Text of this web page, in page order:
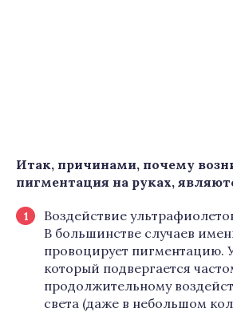
Итак, причинами, почему
пигментация на руках,
Воздействие
В большинстве случаев
провоцирует пигментацию.
который подвергается
продолжительному
света (даже в небольшом